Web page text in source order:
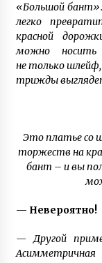
«Большой
легко
красной
можно носить
не только
трижды
Это платье со
торжеств на
бант – и вы
— Невероятно!
— Другой